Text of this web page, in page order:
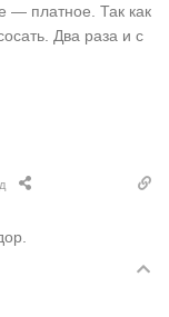
— платное. Так как
Два раза и с